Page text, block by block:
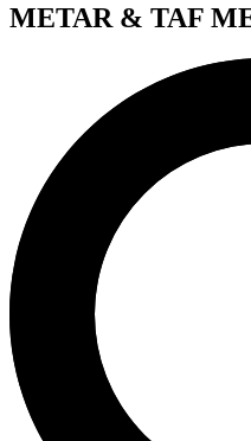
METAR & TAF